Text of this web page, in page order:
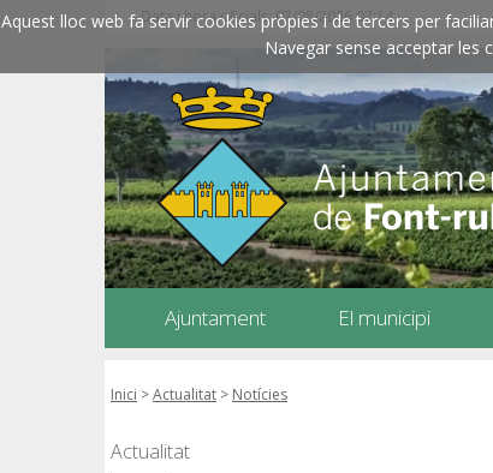
Aquest lloc web fa servir cookies pròpies i de tercers per
Navegar sense acceptar les
Data i hora oficials: 07/08/2026 07:14
Ajuntament El municipi
Inici >Actualitat > Notícies
Actualitat